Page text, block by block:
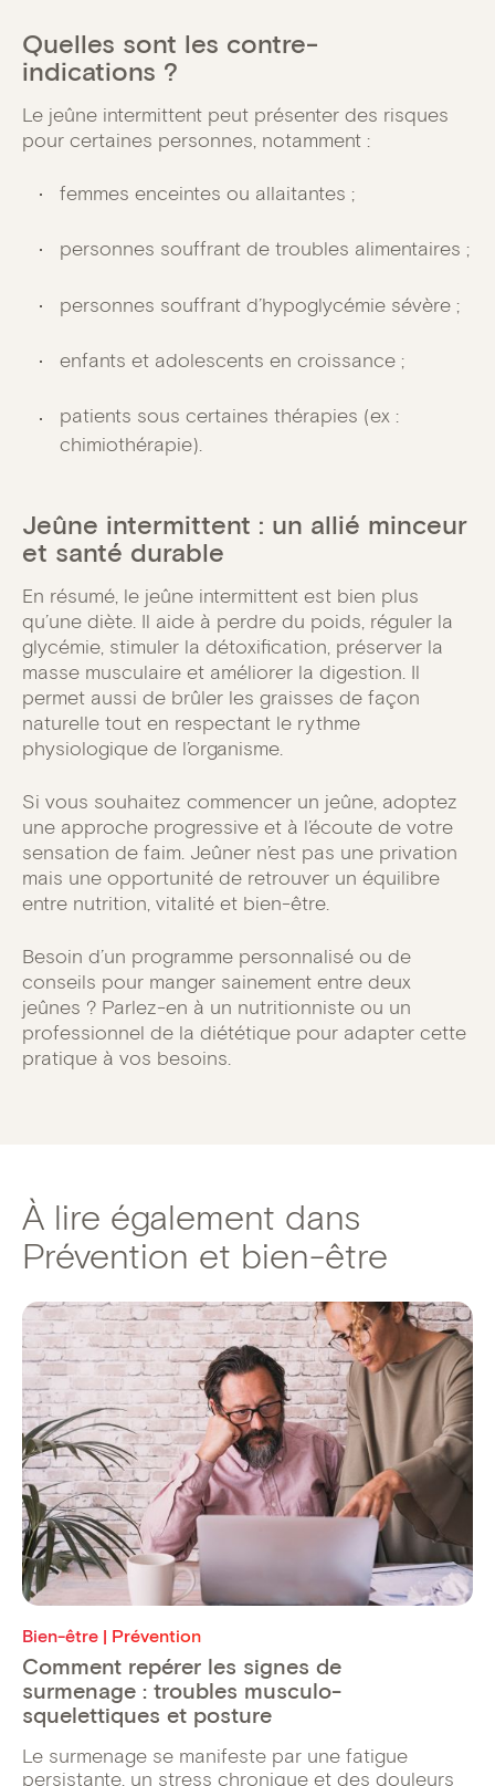
Quelles sont les contre-
indications ?
Le jeûne intermittent peut présenter des risques
pour certaines personnes, notamment :
femmes enceintes ou allaitantes ;
personnes souffrant de troubles alimentaires ;
personnes souffrant d’hypoglycémie sévère ;
enfants et adolescents en croissance ;
patients sous certaines thérapies (ex :
chimiothérapie).
Jeûne intermittent : un allié minceur
et santé durable
En résumé, le jeûne intermittent est bien plus
qu’une diète. Il aide à perdre du poids, réguler la
glycémie, stimuler la détoxification, préserver la
masse musculaire et améliorer la digestion. Il
permet aussi de brûler les graisses de façon
naturelle tout en respectant le rythme
physiologique de l’organisme.
Si vous souhaitez commencer un jeûne, adoptez
une approche progressive et à l’écoute de votre
sensation de faim. Jeûner n’est pas une privation
mais une opportunité de retrouver un équilibre
entre nutrition, vitalité et bien-être.
Besoin d’un programme personnalisé ou de
conseils pour manger sainement entre deux
jeûnes ? Parlez-en à un nutritionniste ou un
professionnel de la diététique pour adapter cette
pratique à vos besoins.
À lire également dans
Prévention et bien-être
Bien-être | Prévention
Comment repérer les signes de
surmenage : troubles musculo-
squelettiques et posture
Le surmenage se manifeste par une fatigue
persistante, un stress chronique et des douleurs